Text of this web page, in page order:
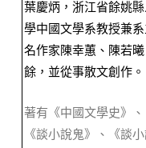
葉慶炳，浙江省餘姚
學中 國文學系教授兼
名作家陳幸蕙、陳若
餘，並從事散文創作。
著有《中國文學史》
《談小說鬼》、《談